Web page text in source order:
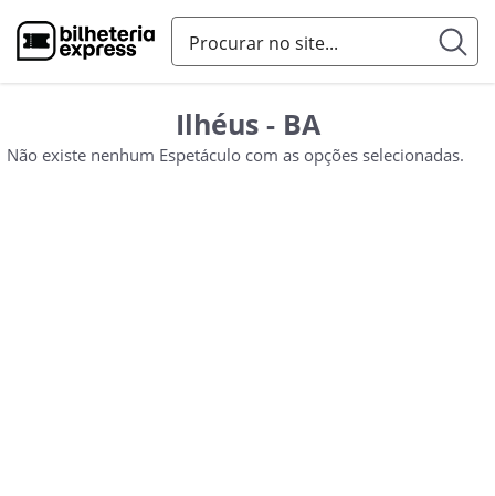
Ilhéus - BA
Não existe nenhum Espetáculo com as opções selecionadas.